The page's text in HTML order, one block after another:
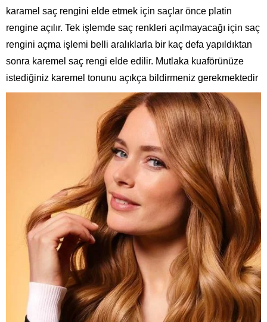
karamel saç rengini elde etmek için saçlar önce platin
rengine açılır. Tek işlemde saç renkleri açılmayacağı için saç
rengini açma işlemi belli aralıklarla bir kaç defa yapıldıktan
sonra karemel saç rengi elde edilir. Mutlaka kuaförünüze
istediğiniz karemel tonunu açıkça bildirmeniz gerekmektedir